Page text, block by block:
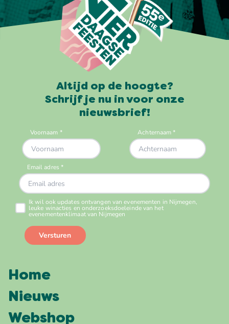
Altijd op de hoogte?
Schrijf je nu in voor onze
nieuwsbrief!
Home
Nieuws
Webshop